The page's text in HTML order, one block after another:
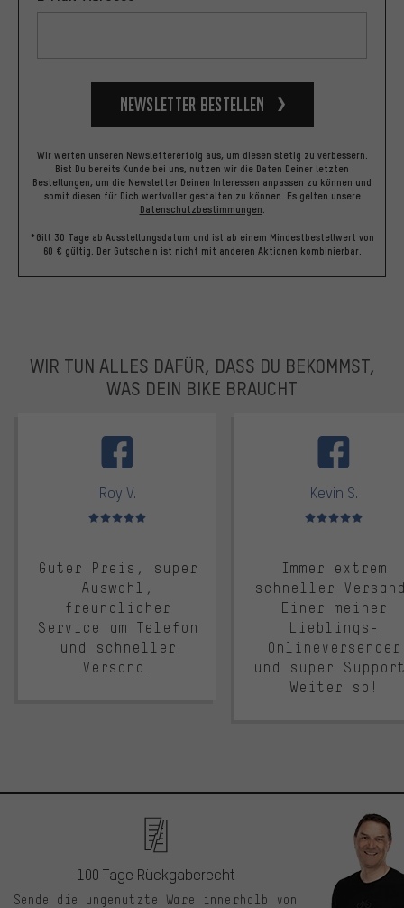
Newsletter bestellen
Wir werten unseren Newslettererfolg aus, um diesen stetig zu verbessern.
Bist Du bereits Kunde bei uns, nutzen wir die Daten Deiner letzten
Bestellungen, um die Newsletter Deinen Interessen anpassen zu können und
somit diesen für Dich wertvoller gestalten zu können. Es gelten unsere
Datenschutzbestimmungen.
*Gilt 30 Tage ab Ausstellungsdatum und ist ab einem Mindestbestellwert von
60 € gültig. Der Gutschein ist nicht mit anderen Aktionen kombinierbar.
WIR TUN ALLES DAFÜR, DASS DU BEKOMMST,
WAS DEIN BIKE BRAUCHT
Roy V.
Bewertungen: 5 von 5
Guter Preis, super
Auswahl,
freundlicher
Service am Telefon
und schneller
Versand.
Kevin S.
Bewertungen: 5 von 5
Immer extrem
schneller
Einer meiner
Lieblings-
Onlineversender
und super
Weiter so!
100 Tage Rückgaberecht
Sende die ungenutzte Ware innerhalb von